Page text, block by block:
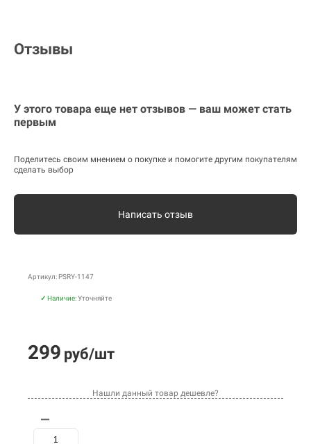
Отзывы
У этого товара еще нет отзывов — ваш может стать
первым
Поделитесь своим мнением о покупке и помогите другим покупателям
сделать выбор
Написать отзыв
Артикул: PSRY-1147
✓ Наличие:Уточняйте
299 руб/шт
Нашли данный товар дешевле?
—